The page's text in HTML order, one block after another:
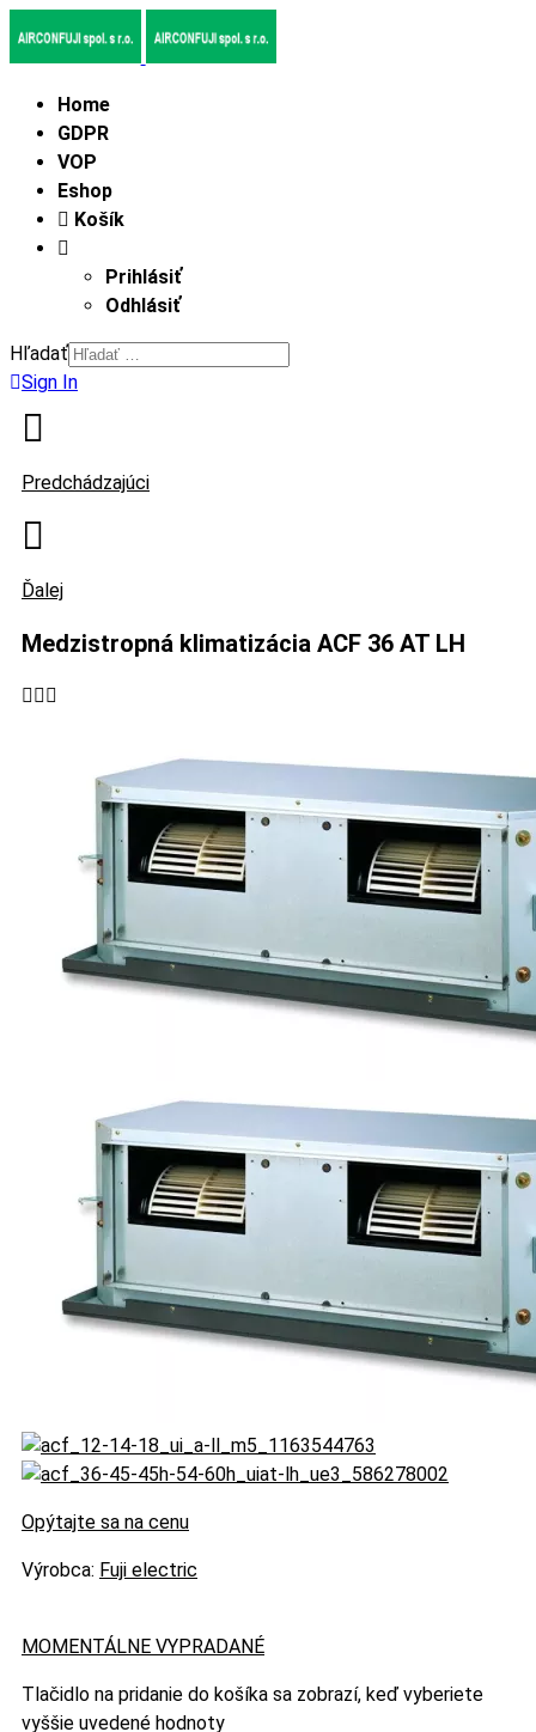
Home
GDPR
VOP
Eshop
Košík
Prihlásiť
Odhlásiť
Hľadať
Sign In
Predchádzajúci
Ďalej
Medzistropná klimatizácia ACF 36 AT LH
Opýtajte sa na cenu
Výrobca: Fuji electric
MOMENTÁLNE VYPRADANÉ
Tlačidlo na pridanie do košíka sa zobrazí, keď vyberiete
vyššie uvedené hodnoty